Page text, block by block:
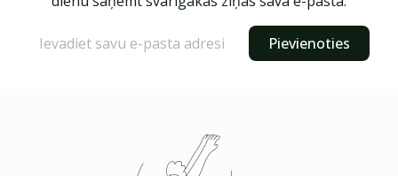
Pievienoties